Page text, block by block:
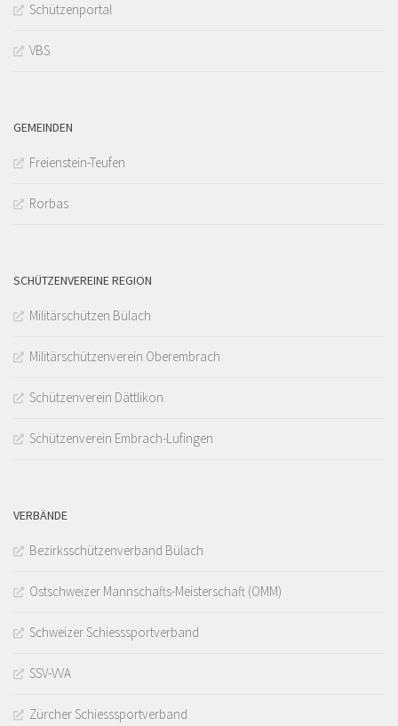
Schützenportal
VBS
GEMEINDEN
Freienstein-Teufen
Rorbas
SCHÜTZENVEREINE REGION
Militärschützen Bülach
Militärschützenverein Oberembrach
Schützenverein Dättlikon
Schützenverein Embrach-Lufingen
VERBÄNDE
Bezirksschützenverband Bülach
Ostschweizer Mannschafts-Meisterschaft (OMM)
Schweizer Schiesssportverband
SSV-VVA
Zürcher Schiesssportverband